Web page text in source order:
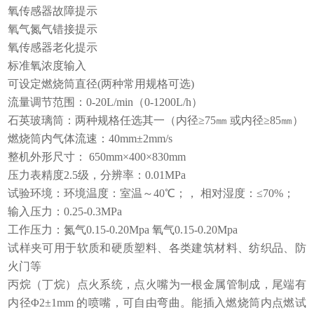
氧传感器故障提示
氧气氮气错接提示
氧传感器老化提示
标准氧浓度输入
可设定燃烧筒直径(两种常用规格可选)
流量调节范围：0-20L/min（0-1200L/h）
石英玻璃筒：两种规格任选其一（内径≥75㎜或内径≥85㎜）
燃烧筒内气体流速：40mm±2mm/s
整机外形尺寸：
650mm×400×830mm
压力表精度2.5级 ，分辨率：0.01MPa
试验环境：环境温度：室温～40℃； ， 相对湿度：≤70%；
输入压力：0.25-0.3MPa
工作压力：氮气0.15-0.20Mpa氧气0.15-0.20Mpa
试样夹可用于软质和硬质塑料 、各类建筑材料、纺织品、防
火门等
丙烷（丁烷）点火系统， 点火嘴为一根金属管制成 ， 尾端有
内径Φ2±1mm 的喷嘴 ， 可自由弯曲。能插入燃烧筒内点燃试